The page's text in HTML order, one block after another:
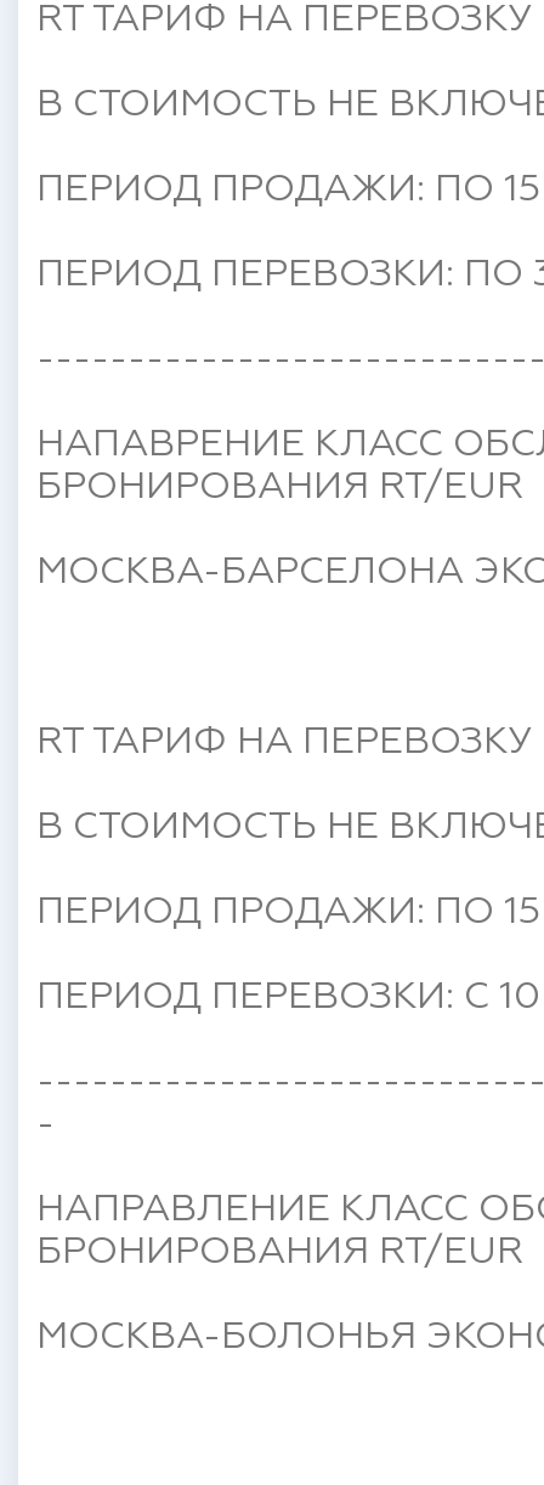
RT ТАРИФ НА
В СТОИМОСТЬ НЕ
ПЕРИОД ПРОДАЖИ: ПО 15
ПЕРИОД ПЕРЕВОЗКИ: ПО
НАПАВРЕНИЕ КЛАСС
БРОНИРОВАНИЯ RT/EUR
МОСКВА-БАРСЕЛОНА
RT ТАРИФ НА
В СТОИМОСТЬ НЕ
ПЕРИОД ПРОДАЖИ: ПО 15
ПЕРИОД ПЕРЕВОЗКИ: C
-
НАПРАВЛЕНИЕ КЛАСС
БРОНИРОВАНИЯ RT/EUR
МОСКВА-БОЛОНЬЯ